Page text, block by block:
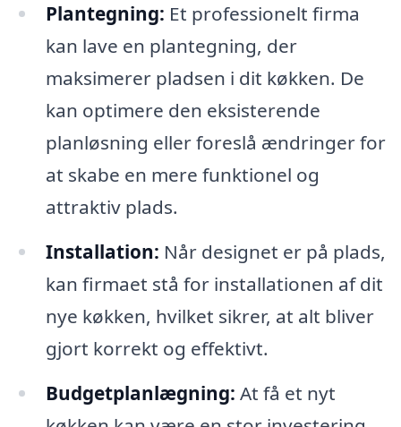
Plantegning: Et professionelt firma
kan lave en plantegning, der
maksimerer pladsen i dit køkken. De
kan optimere den eksisterende
planløsning eller foreslå ændringer for
at skabe en mere funktionel og
attraktiv plads.
Installation: Når designet er på plads,
kan firmaet stå for installationen af dit
nye køkken, hvilket sikrer, at alt bliver
gjort korrekt og effektivt.
Budgetplanlægning: At få et nyt